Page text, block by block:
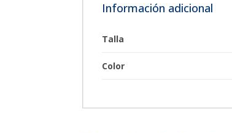
Información adicional
Talla
Color